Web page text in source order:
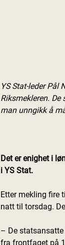
YS Stat-leder Pål
Riksmekleren.
man unngikk å
Det er enighet i
i YS Stat.
Etter mekling fire
natt til torsdag.
– De
fra frontfaget på